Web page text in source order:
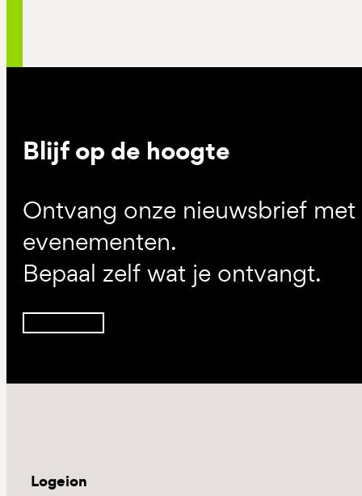
Blijf op de hoogte
Ontvang onze nieuwsbrief
evenementen.
Bepaal zelf wat je ontvangt.
Logeion